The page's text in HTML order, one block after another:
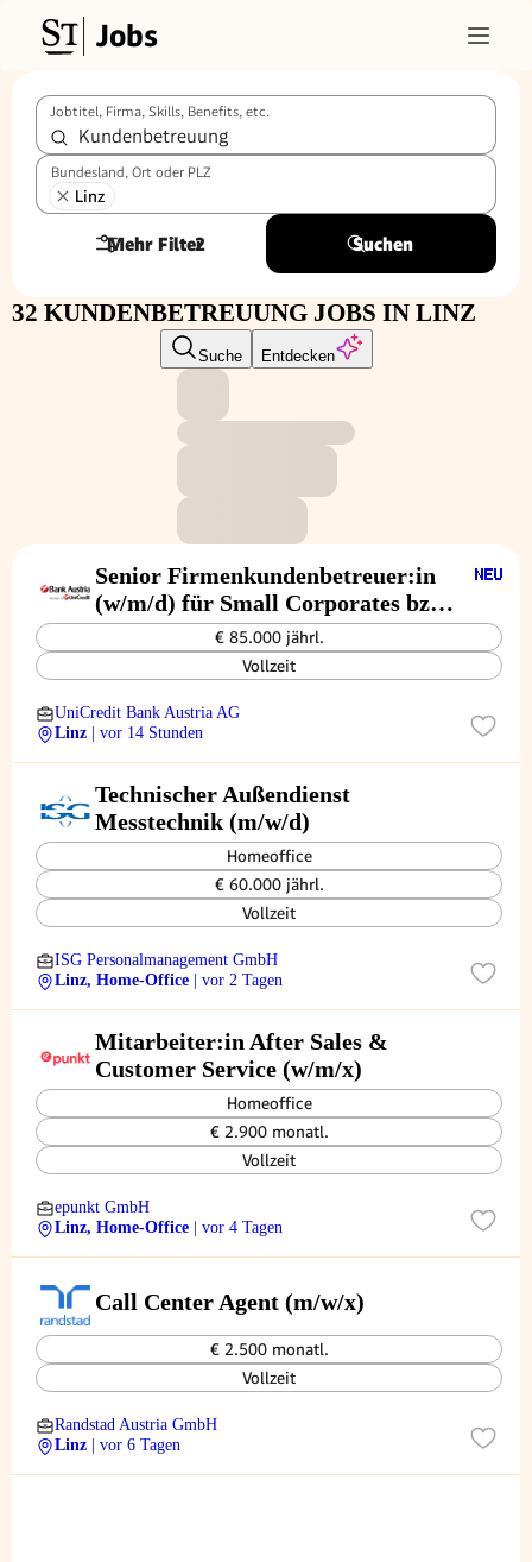
Jobs
Jobtitel, Firma, Skills, Benefits, etc.
Bundesland, Ort oder PLZ
Linz
Mehr Filter
2 Suchen
32 KUNDENBETREUUNG JOBS IN LINZ
Suche Entdecken
Senior Firmenkundenbetreuer:in
(w/m/d) für Small Corporates bzw.
Medium Corporates - Linz
€ 85.000 jährl.
Vollzeit
UniCredit Bank Austria AG
Linz
| vor 14 Stunden
Technischer Außendienst
Messtechnik (m/w/d)
Homeoffice
€ 60.000 jährl.
Vollzeit
ISG Personalmanagement GmbH
Linz, Home-Office
| vor 2 Tagen
Mitarbeiter:in After Sales &
Customer Service (w/m/x)
Homeoffice
€ 2.900 monatl.
Vollzeit
epunkt GmbH
Linz, Home-Office
| vor 4 Tagen
Call Center Agent (m/w/x)
€ 2.500 monatl.
Vollzeit
Randstad Austria GmbH
Linz
| vor 6 Tagen